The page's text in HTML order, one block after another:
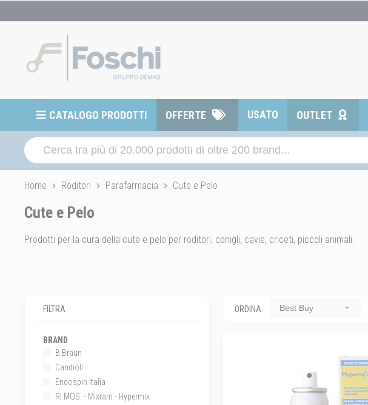
CATALOGO PRODOTTI OFFERTE USATO OUTLET
Home Roditori Parafarmacia Cute e Pelo
Cute e Pelo
Prodotti per la cura della cute e pelo per roditori, conigli, cavie, criceti, piccoli animali.
FILTRA
BRAND
B.Braun
Candioli
Endospin Italia
RI.MOS. - Mixram - Hypermix
ORDINA Best Buy